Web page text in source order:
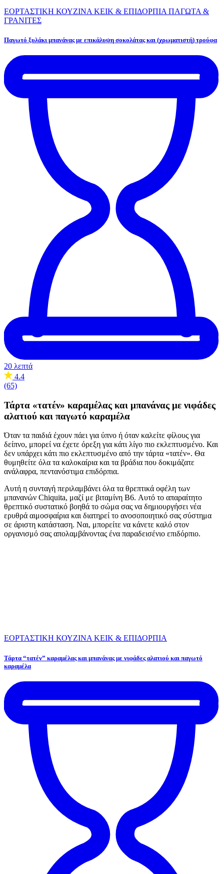
ΕΟΡΤΑΣΤΙΚΗ ΚΟΥΖΙΝΑ ΚΕΙΚ & ΕΠΙΔΟΡΠΙΑ ΠΑΓΩΤΑ &
ΓΡΑΝΙΤΕΣ
Παγωτό ξυλάκι μπανάνας με επικάλυψη σοκολάτας και (χρωματιστή) τρούφα
20 λεπτά
4.4
(65)
Τάρτα «τατέν» καραμέλας και μπανάνας με νιφάδες
αλατιού και παγωτό καραμέλα
Όταν τα παιδιά έχουν πάει για ύπνο ή όταν καλείτε φίλους για
δείπνο, μπορεί να έχετε όρεξη για κάτι λίγο πιο εκλεπτυσμένο. Και
δεν υπάρχει κάτι πιο εκλεπτυσμένο από την τάρτα «τατέν». Θα
θυμηθείτε όλα τα καλοκαίρια και τα βράδια που δοκιμάζατε
ανάλαφρα, πεντανόστιμα επιδόρπια.
Αυτή η συνταγή περιλαμβάνει όλα τα θρεπτικά οφέλη των
μπανανών Chiquita, μαζί με βιταμίνη B6. Αυτό το απαραίτητο
θρεπτικό συστατικό βοηθά το σώμα σας να δημιουργήσει νέα
ερυθρά αιμοσφαίρια και διατηρεί το ανοσοποιητικό σας σύστημα
σε άριστη κατάσταση. Ναι, μπορείτε να κάνετε καλό στον
οργανισμό σας απολαμβάνοντας ένα παραδεισένιο επιδόρπιο.
ΕΟΡΤΑΣΤΙΚΗ ΚΟΥΖΙΝΑ ΚΕΙΚ & ΕΠΙΔΟΡΠΙΑ
Τάρτα “τατέν” καραμέλας και μπανάνας με νιφάδες αλατιού και παγωτό
καραμέλα